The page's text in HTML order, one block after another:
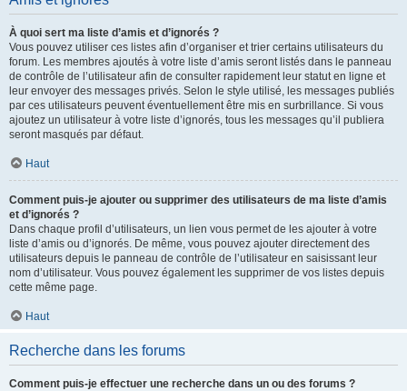
À quoi sert ma liste d’amis et d’ignorés ?
Vous pouvez utiliser ces listes afin d’organiser et trier certains utilisateurs du
forum. Les membres ajoutés à votre liste d’amis seront listés dans le panneau
de contrôle de l’utilisateur afin de consulter rapidement leur statut en ligne et
leur envoyer des messages privés. Selon le style utilisé, les messages publiés
par ces utilisateurs peuvent éventuellement être mis en surbrillance. Si vous
ajoutez un utilisateur à votre liste d’ignorés, tous les messages qu’il publiera
seront masqués par défaut.
Haut
Comment puis-je ajouter ou supprimer des utilisateurs de ma liste d’amis
et d’ignorés ?
Dans chaque profil d’utilisateurs, un lien vous permet de les ajouter à votre
liste d’amis ou d’ignorés. De même, vous pouvez ajouter directement des
utilisateurs depuis le panneau de contrôle de l’utilisateur en saisissant leur
nom d’utilisateur. Vous pouvez également les supprimer de vos listes depuis
cette même page.
Haut
Recherche dans les forums
Comment puis-je effectuer une recherche dans un ou des forums ?